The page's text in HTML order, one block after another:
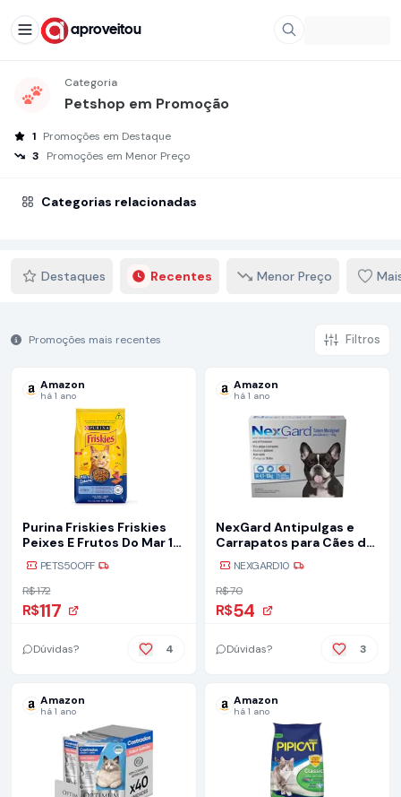
aproveitou
Categoria
Petshop em Promoção
1 Promoções em Destaque
3
Promoções em Menor Preço
Categorias relacionadas
Destaques Recentes Menor Preço
Promoções mais recentes Filtros
Amazon
há 1 ano
Purina Friskies Friskies
Peixes E Frutos Do Mar 10
1kgbrPETS50OFF
R$ 172
R$117
Dúvidas? 4
Amazon
há 1 ano
NexGard Antipulgas e
Carrapatos para Cães de
4,1 a 10kg, 1 tablete
NEXGARD10
R$ 70
R$54
Dúvidas? 3
Amazon
há 1 ano
Amazon
há 1 ano